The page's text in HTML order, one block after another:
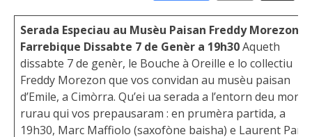
Serada Especiau au Musèu Paisan Freddy Morezon &
Farrebique Dissabte 7 de Genèr a 19h30Aqueth
dissabte 7 de genèr, le Bouche à Oreille e lo collectiu
Freddy Morezon que vos convidan au musèu paisan
d’Emile, a Cimòrra. Qu’ei ua serada a l’entorn deu
rurau qui vos prepausaram : en prumèra partida, a
19h30, Marc Maffiolo (saxofòne baisha) e Laurent Paris